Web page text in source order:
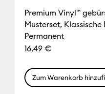
Premium Vinyl™
Musterset, Klassische
Permanent
16,49 €
Zum Warenkorb